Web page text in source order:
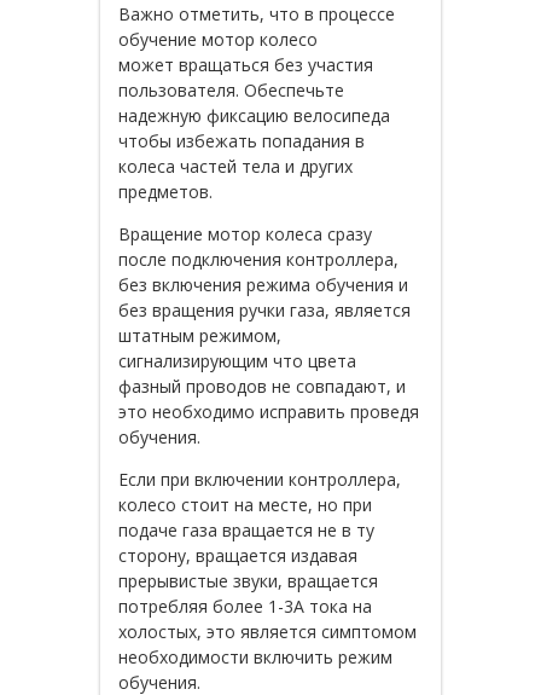
Важно отметить, что в процессе
обучение мотор колесо
может вращаться без участия
пользователя. Обеспечьте
надежную фиксацию велосипеда
чтобы избежать попадания в
колеса частей тела и других
предметов.
Вращение мотор колеса сразу
после подключения контроллера,
без включения режима обучения и
без вращения ручки газа, является
штатным режимом,
сигнализирующим что цвета
фазный проводов не совпадают, и
это необходимо исправить проведя
обучения.
Если при включении контроллера,
колесо стоит на месте, но при
подаче газа вращается не в ту
сторону, вращается издавая
прерывистые звуки, вращается
потребляя более 1-3А тока на
холостых, это является симптомом
необходимости включить режим
обучения.